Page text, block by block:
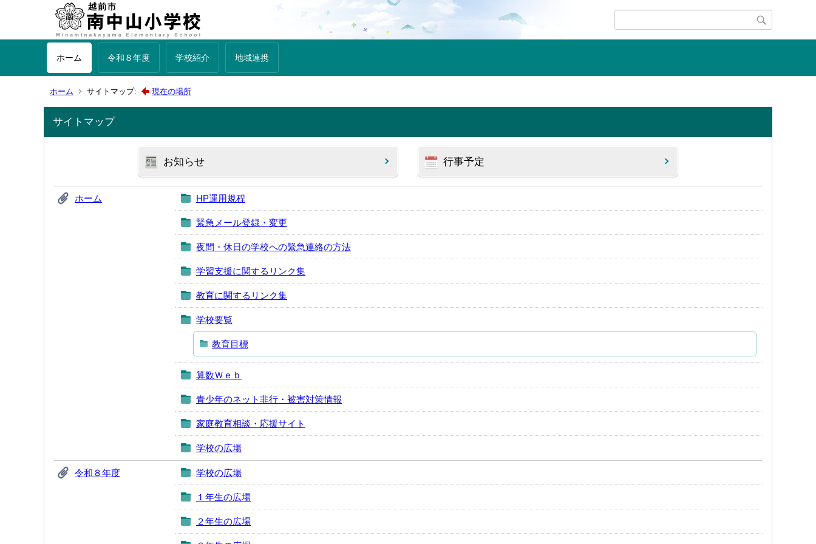
ホーム 令和８年度 学校紹介 地域連携
ホーム サイトマップ: 現在の場所
サイトマップ
お知らせ 行事予定
ホーム HP運用規程
緊急メール登録・変更
夜間・休日の学校への緊急連絡の方法
学習支援に関するリンク集
教育に関するリンク集
学校要覧
教育目標
算数Ｗｅｂ
青少年のネット非行・被害対策情報
家庭教育相談・応援サイト
学校の広場
令和８年度 学校の広場
１年生の広場
２年生の広場